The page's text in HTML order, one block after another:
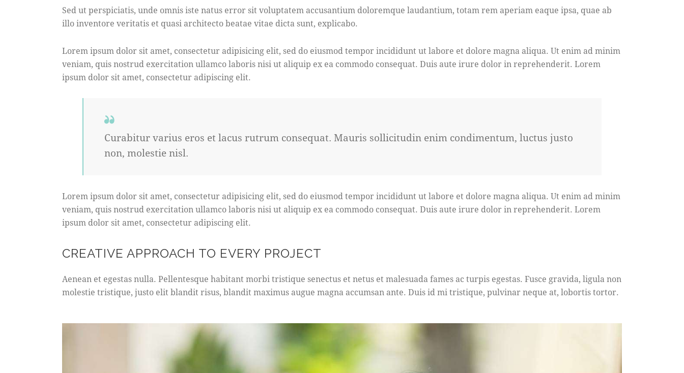
Sed ut perspiciatis, unde omnis iste natus error sit voluptatem accusantium doloremque laudantium, totam rem aperiam eaque ipsa, quae ab
illo inventore veritatis et quasi architecto beatae vitae dicta sunt, explicabo.
Lorem ipsum dolor sit amet, consectetur adipisicing elit, sed do eiusmod tempor incididunt ut labore et dolore magna aliqua. Ut enim ad minim
veniam, quis nostrud exercitation ullamco laboris nisi ut aliquip ex ea commodo consequat. Duis aute irure dolor in reprehenderit. Lorem
ipsum dolor sit amet, consectetur adipiscing elit.
Curabitur varius eros et lacus rutrum consequat. Mauris sollicitudin enim condimentum, luctus justo
non, molestie nisl.
Lorem ipsum dolor sit amet, consectetur adipisicing elit, sed do eiusmod tempor incididunt ut labore et dolore magna aliqua. Ut enim ad minim
veniam, quis nostrud exercitation ullamco laboris nisi ut aliquip ex ea commodo consequat. Duis aute irure dolor in reprehenderit. Lorem
ipsum dolor sit amet, consectetur adipiscing elit.
CREATIVE APPROACH TO EVERY PROJECT
Aenean et egestas nulla. Pellentesque habitant morbi tristique senectus et netus et malesuada fames ac turpis egestas. Fusce gravida, ligula non
molestie tristique, justo elit blandit risus, blandit maximus augue magna accumsan ante. Duis id mi tristique, pulvinar neque at, lobortis tortor.